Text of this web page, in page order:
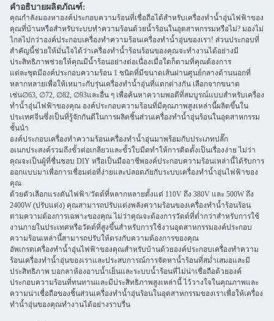
คำอธิบายผลิตภัณฑ์:
คุณกำลังมองหาองค์ประกอบความร้อนที่เชื่อถือได้สำหรับเครื่องทำน้ำอุ่นไฟฟ้าของ
คุณที่บ้านหรือสำหรับระบบทำความร้อนด้วยน้ำร้อนในอุตสาหกรรมหรือไม่? มองไม่
ไกลไปกว่าองค์ประกอบเครื่องทำความร้อนเครื่องทำน้ำอุ่นของเรา! ส่วนประกอบที่
สำคัญนี้ช่วยให้มั่นใจได้ว่าเครื่องทำน้ำร้อนร้อนของคุณจะทำงานได้อย่างมี
ประสิทธิภาพช่วยให้คุณมีน้ำร้อนอย่างต่อเนื่องเมื่อใดก็ตามที่คุณต้องการ
แต่ละชุดมีองค์ประกอบความร้อน 1 ชนิดที่มีขนาดเส้นผ่านศูนย์กลางด้านนอกที่
หลากหลายเพื่อให้เหมาะกับรุ่นเครื่องทำน้ำอุ่นที่แตกต่างกัน เลือกจากขนาด
เช่น∅63, ∅72, ∅82, ∅93และอื่น ๆ เพื่อค้นหาความพอดีที่สมบูรณ์แบบสำหรับเครื่อง
ทำน้ำอุ่นไฟฟ้าของคุณ องค์ประกอบความร้อนที่มีคุณภาพสูงเหล่านี้ผลิตขึ้นใน
ประเทศจีนซึ่งเป็นที่รู้จักกันดีในการผลิตชิ้นส่วนเครื่องทำน้ำอุ่นร้อนในอุตสาหกรรม
ชั้นนำ
องค์ประกอบเครื่องทำความร้อนเครื่องทำน้ำอุ่นมาพร้อมกับประเภทปลั๊ก
อเนกประสงค์รวมถึงขั้วต่อเกลียวและขั้วใบมีดทำให้การติดตั้งเป็นเรื่องง่าย ไม่ว่า
คุณจะเป็นผู้ที่ชื่นชอบ DIY หรือเป็นมืออาชีพองค์ประกอบความร้อนเหล่านี้ได้รับการ
ออกแบบมาเพื่อการเชื่อมต่อที่ง่ายและปลอดภัยกับระบบเครื่องทำน้ำอุ่นไฟฟ้าของ
คุณ
ด้วยตัวเลือกแรงดันไฟฟ้า/วัตต์ที่หลากหลายตั้งแต่ 110V ถึง 380V และ 500W ถึง
2400W (ปรับแต่ง) คุณสามารถปรับแต่งพลังความร้อนของเครื่องทำน้ำร้อนร้อน
ตามความต้องการเฉพาะของคุณ ไม่ว่าคุณจะต้องการวัตต์ที่ต่ำกว่าสำหรับการใช้
งานภายในประเทศหรือวัตต์ที่สูงขึ้นสำหรับการใช้งานอุตสาหกรรมองค์ประกอบ
ความร้อนเหล่านี้สามารถปรับให้ตรงกับความต้องการของคุณ
อัพเกรดเครื่องทำน้ำอุ่นไฟฟ้าของคุณสำหรับบ้านด้วยองค์ประกอบเครื่องทำความ
ร้อนเครื่องทำน้ำอุ่นของเราและประสบการณ์การจัดหาน้ำร้อนที่สม่ำเสมอและมี
ประสิทธิภาพ บอกลาห้องอาบน้ำเย็นและระบบน้ำร้อนที่ไม่น่าเชื่อถือด้วยองค์
ประกอบความร้อนที่ทนทานและมีประสิทธิภาพสูงเหล่านี้ ไว้วางใจในคุณภาพและ
ความน่าเชื่อถือของชิ้นส่วนเครื่องทำน้ำอุ่นร้อนในอุตสาหกรรมของเราเพื่อให้เครื่อง
ทำน้ำอุ่นของคุณทำงานได้อย่างราบรื่น